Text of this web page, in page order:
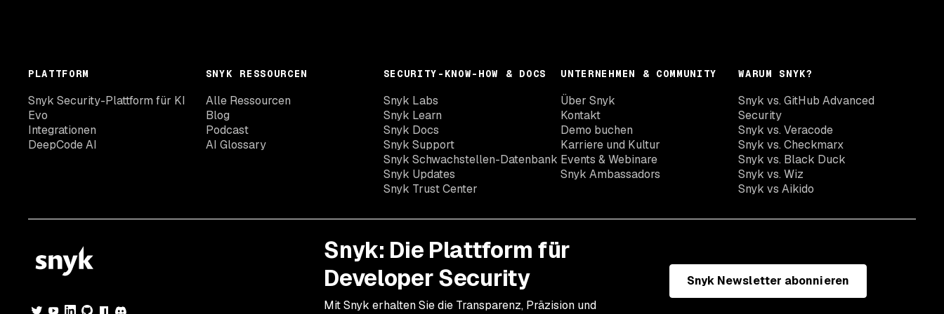
PLATTFORM
Snyk Security-Plattform für KI
Evo
Integrationen
DeepCode AI
SNYK RESSOURCEN
Alle Ressourcen
Blog
Podcast
AI Glossary
SECURITY-KNOW-HOW & DOCS
Snyk Labs
Snyk Learn
Snyk Docs
Snyk Support
Snyk Schwachstellen-Datenbank
Snyk Updates
Snyk Trust Center
UNTERNEHMEN & COMMUNITY
Über Snyk
Kontakt
Demo buchen
Karriere und Kultur
Events & Webinare
Snyk Ambassadors
WARUM SNYK?
Snyk vs. GitHub Advanced
Security
Snyk vs. Veracode
Snyk vs. Checkmarx
Snyk vs. Black Duck
Snyk vs. Wiz
Snyk vs Aikido
Snyk: Die Plattform für
Developer Security
Mit Snyk erhalten Sie die Transparenz, Präzision und
Snyk Newsletter abonnieren